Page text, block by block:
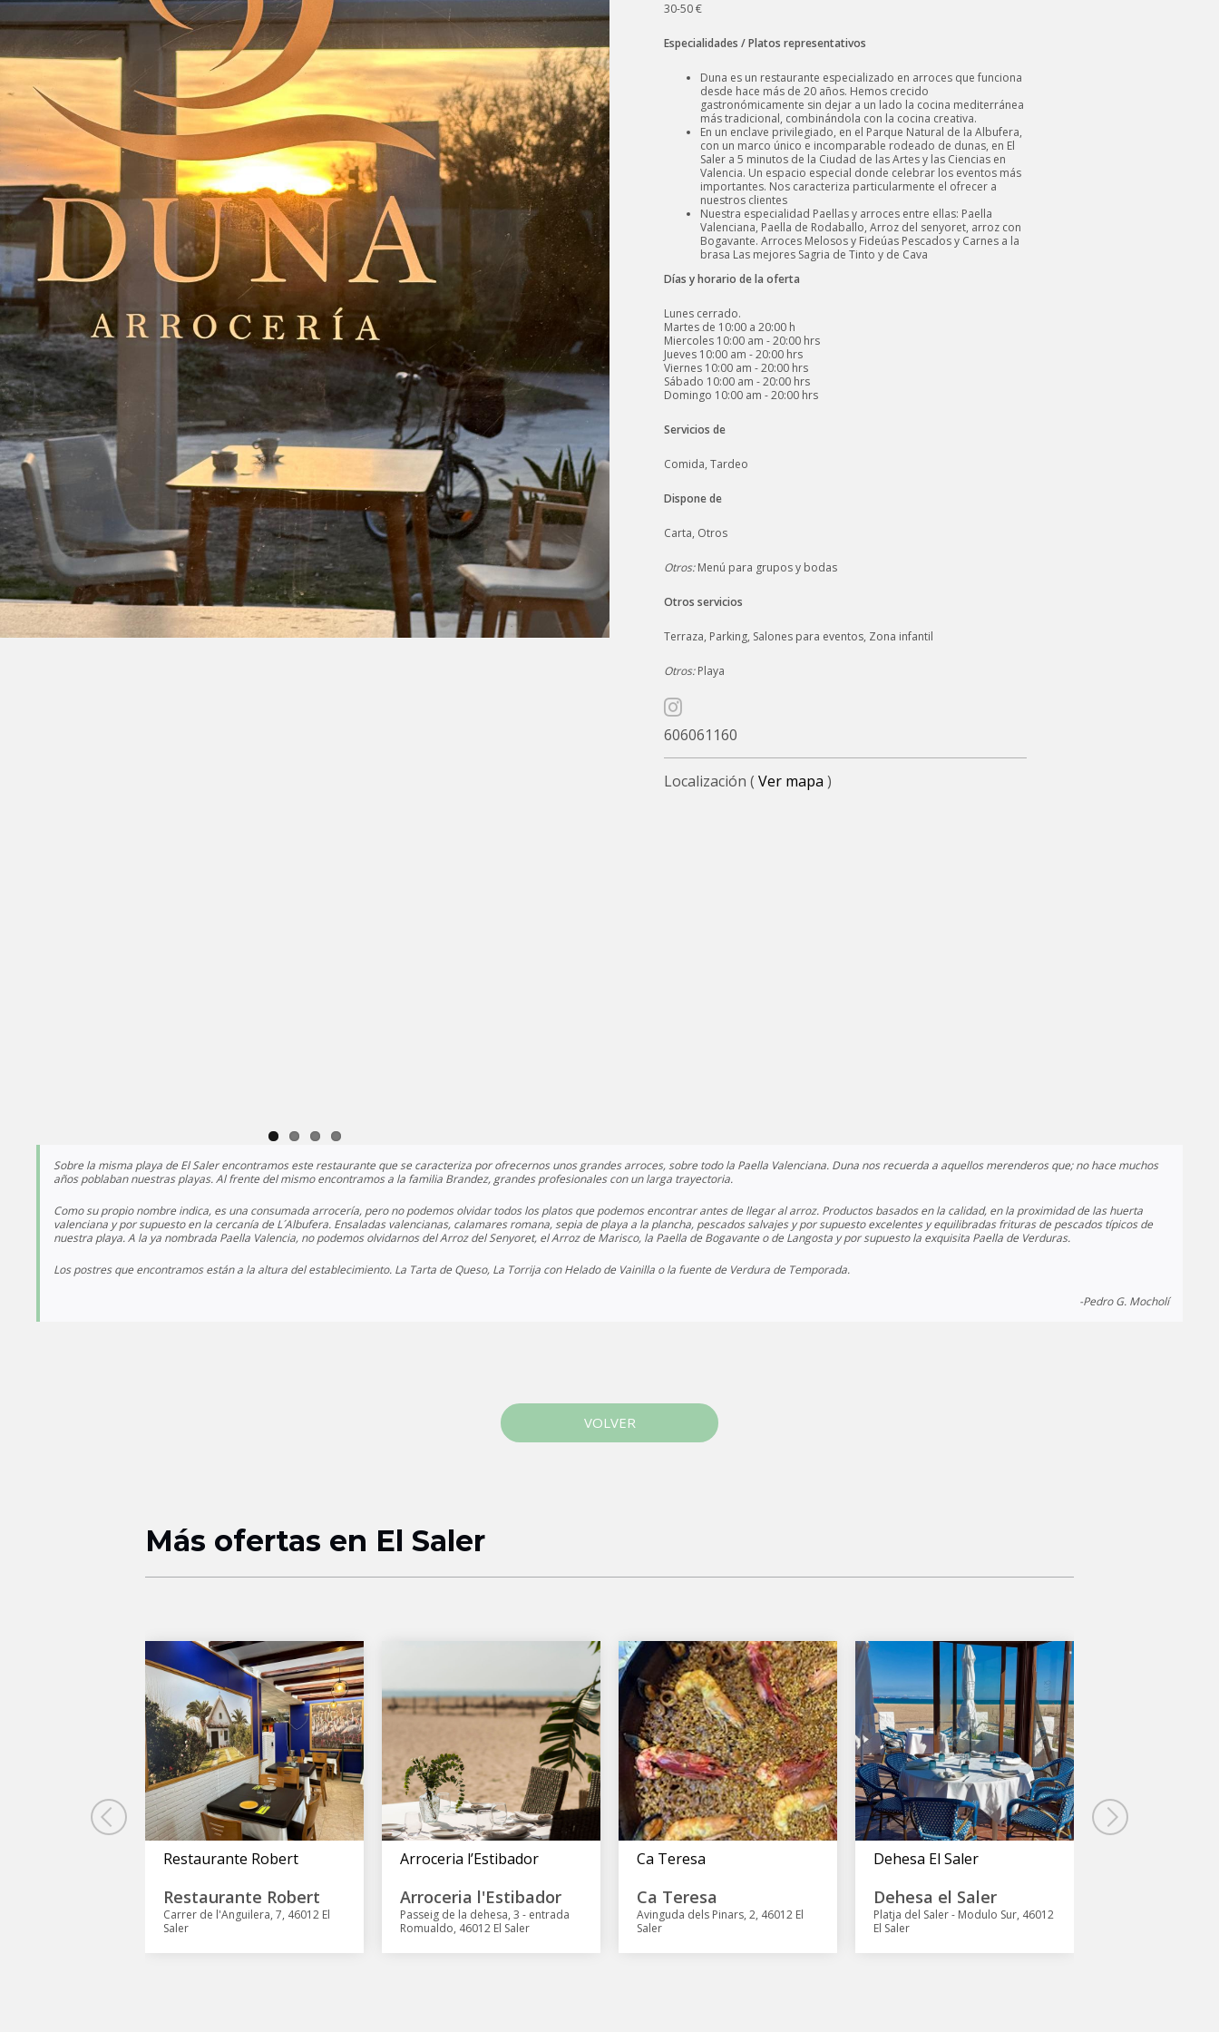
30-50 €
Especialidades / Platos representativos
Duna es un restaurante especializado en arroces que funciona
desde hace más de 20 años. Hemos crecido
gastronómicamente sin dejar a un lado la cocina mediterránea
más tradicional, combinándola con la cocina creativa.
En un enclave privilegiado, en el Parque Natural de la Albufera,
con un marco único e incomparable rodeado de dunas, en El
Saler a 5 minutos de la Ciudad de las Artes y las Ciencias en
Valencia. Un espacio especial donde celebrar los eventos más
importantes. Nos caracteriza particularmente el ofrecer a
nuestros clientes
Nuestra especialidad Paellas y arroces entre ellas: Paella
Valenciana, Paella de Rodaballo, Arroz del senyoret, arroz con
Bogavante. Arroces Melosos y Fideúas Pescados y Carnes a la
brasa Las mejores Sagria de Tinto y de Cava
Días y horario de la oferta
Lunes cerrado.
Martes de 10:00 a 20:00 h
Miercoles 10:00 am - 20:00 hrs
Jueves 10:00 am - 20:00 hrs
Viernes 10:00 am - 20:00 hrs
Sábado 10:00 am - 20:00 hrs
Domingo 10:00 am - 20:00 hrs
Servicios de
Comida, Tardeo
Dispone de
Carta, Otros
Otros:Menú para grupos y bodas
Otros servicios
Terraza, Parking, Salones para eventos, Zona infantil
Otros:Playa
606061160
Localización ( Ver mapa )
Sobre la misma playa de El Saler encontramos este restaurante que se caracteriza por ofrecernos unos grandes arroces, sobre todo la Paella Valenciana. Duna nos recuerda a aquellos merenderos que; no hace muchos
años poblaban nuestras playas.Al frente del mismo encontramos a la familia Brandez, grandes profesionales con un larga trayectoria.
Como su propio nombre indica, es una consumada arrocería, pero no podemos olvidar todos los platos que podemos encontrar antes de llegar al arroz. Productos basados en la calidad, en la proximidad de las huerta
valenciana y por supuesto en la cercanía de L´Albufera. Ensaladas valencianas, calamares romana, sepia de playa a la plancha, pescados salvajes y por supuesto excelentes y equilibradas frituras de pescados típicos de
nuestra playa.A la ya nombrada Paella Valencia, no podemos olvidarnos del Arroz del Senyoret, el Arroz de Marisco, la Paella de Bogavante o de Langosta y por supuesto la exquisita Paella de Verduras.
Los postres que encontramos están a la altura del establecimiento. La Tarta de Queso, La Torrija con Helado de Vainilla o la fuente de Verdura de Temporada.
-Pedro G. Mocholí
VOLVER
Más ofertas en El Saler
Restaurante Robert
Restaurante Robert
Carrer de l'Anguilera, 7, 46012 El
Saler
Arroceria l’Estibador
Arroceria l'Estibador
Passeig de la dehesa, 3 - entrada
Romualdo, 46012 El Saler
Ca Teresa
Ca Teresa
Avinguda dels Pinars, 2, 46012 El
Saler
Dehesa El Saler
Dehesa el Saler
Platja del Saler - Modulo Sur, 46012
El Saler